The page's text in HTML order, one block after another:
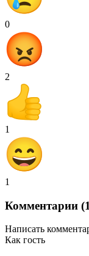
0
2
1
1
Комментарии
Написать
Как гость